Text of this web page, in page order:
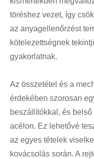
töréshez vezet, így
az anyagellenőrzést
kötelezettségnek
gyakorlatnak.
Az összetétel és a
érdekében szorosan
beszállítókkal, és
acélon. Ez lehetővé
az egyes tételek
kovácsolás során. A